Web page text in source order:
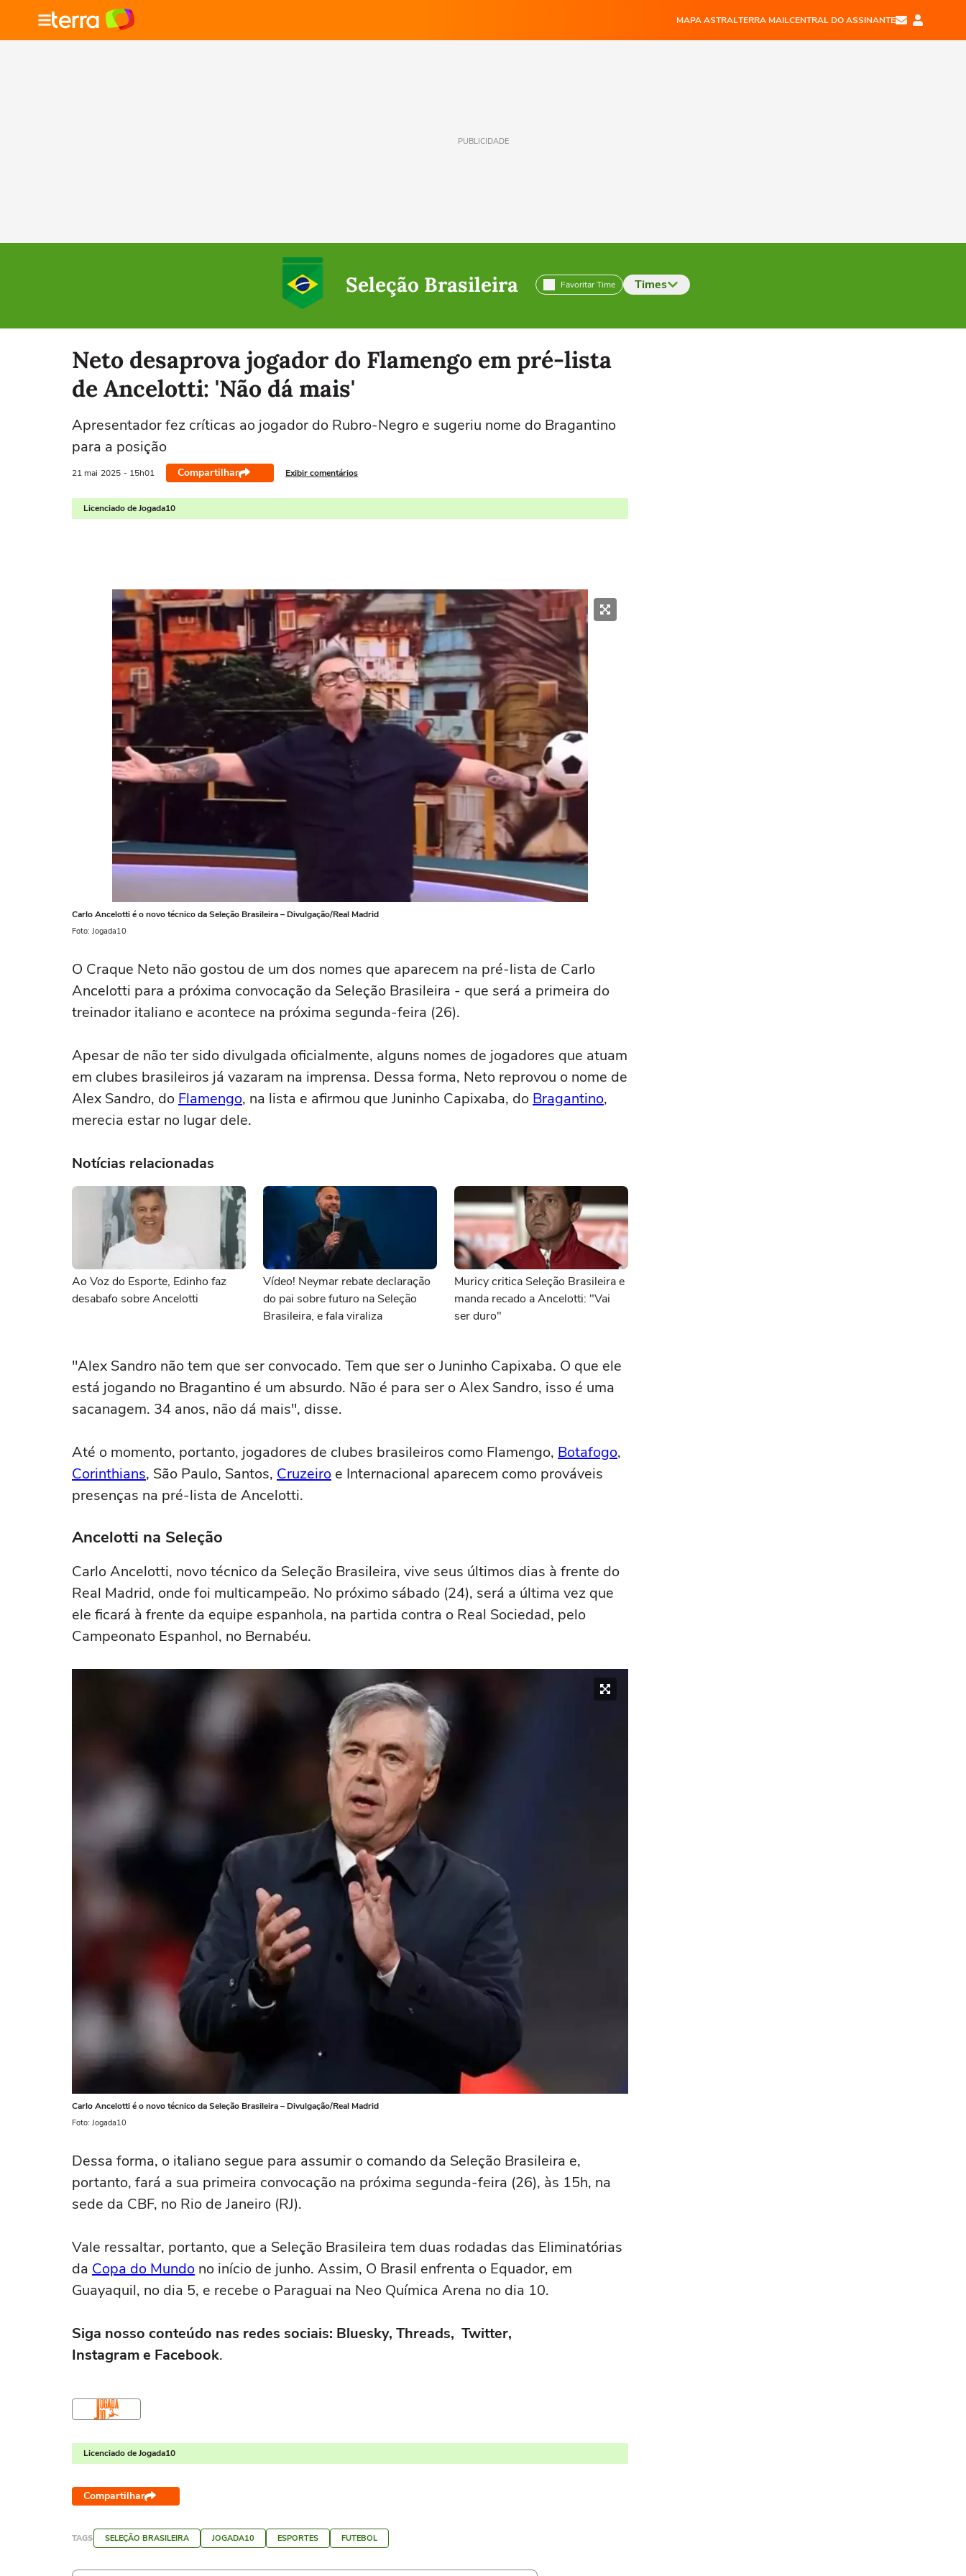
MAPA ASTRALTERRA MAILCENTRAL DO ASSINANTE
PUBLICIDADE
Seleção Brasileira Favoritar Time Times
Selecione o time para ver as notícias
Neto desaprova jogador do Flamengo em pré-lista
de Ancelotti: 'Não dá mais'
Apresentador fez críticas ao jogador do Rubro-Negro e sugeriu nome do Bragantino
para a posição
21 mai 2025 - 15h01 Compartilhar Exibir comentários
Licenciado de Jogada10
Carlo Ancelotti é o novo técnico da Seleção Brasileira – Divulgação/Real Madrid
Foto: Jogada10
O Craque Neto não gostou de um dos nomes que aparecem na pré-lista de Carlo
Ancelotti para a próxima convocação da Seleção Brasileira - que será a primeira do
treinador italiano e acontece na próxima segunda-feira (26).
Apesar de não ter sido divulgada oficialmente, alguns nomes de jogadores que atuam
em clubes brasileiros já vazaram na imprensa. Dessa forma, Neto reprovou o nome de
Alex Sandro, do Flamengo, na lista e afirmou que Juninho Capixaba, do Bragantino,
merecia estar no lugar dele.
Notícias relacionadas
Ao Voz do Esporte, Edinho faz
desabafo sobre Ancelotti
Vídeo! Neymar rebate declaração
do pai sobre futuro na Seleção
Brasileira, e fala viraliza
Muricy critica Seleção Brasileira e
manda recado a Ancelotti: "Vai
ser duro"
"Alex Sandro não tem que ser convocado. Tem que ser o Juninho Capixaba. O que ele
está jogando no Bragantino é um absurdo. Não é para ser o Alex Sandro, isso é uma
sacanagem. 34 anos, não dá mais", disse.
Até o momento, portanto, jogadores de clubes brasileiros como Flamengo, Botafogo,
Corinthians, São Paulo, Santos, Cruzeiro e Internacional aparecem como prováveis
presenças na pré-lista de Ancelotti.
Ancelotti na Seleção
Carlo Ancelotti, novo técnico da Seleção Brasileira, vive seus últimos dias à frente do
Real Madrid, onde foi multicampeão. No próximo sábado (24), será a última vez que
ele ficará à frente da equipe espanhola, na partida contra o Real Sociedad, pelo
Campeonato Espanhol, no Bernabéu.
Carlo Ancelotti é o novo técnico da Seleção Brasileira – Divulgação/Real Madrid
Foto: Jogada10
Dessa forma, o italiano segue para assumir o comando da Seleção Brasileira e,
portanto, fará a sua primeira convocação na próxima segunda-feira (26), às 15h, na
sede da CBF, no Rio de Janeiro (RJ).
Vale ressaltar, portanto, que a Seleção Brasileira tem duas rodadas das Eliminatórias
da Copa do Mundo no início de junho. Assim, O Brasil enfrenta o Equador, em
Guayaquil, no dia 5, e recebe o Paraguai na Neo Química Arena no dia 10.
Siga nosso conteúdo nas redes sociais: Bluesky, Threads, Twitter,
Instagram e Facebook.
Licenciado de Jogada10
Compartilhar
TAGS SELEÇÃO BRASILEIRA JOGADA10 ESPORTES FUTEBOL